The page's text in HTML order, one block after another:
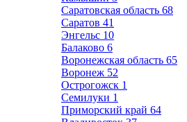
Саратовская область 68
Саратов 41
Энгельс 10
Балаково 6
Воронежская область 65
Воронеж 52
Острогожск 1
Семилуки 1
Приморский край 64